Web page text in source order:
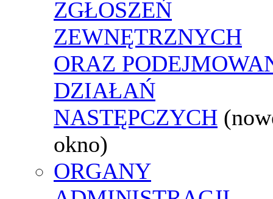
ZGŁOSZEŃ
ZEWNĘTRZNYCH
ORAZ
DZIAŁAŃ
NASTĘPCZYCH
okno)
ORGANY